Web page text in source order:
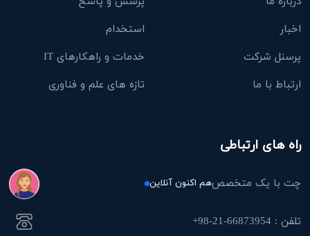
اخبار
استخدام
پرسنل شرکت
خدمات و راهکارهای IT
ارتباط با ما
تازه های علم و فناوری
راه های ارتباطی
چت با یک متخصصهم اکنون آنلاین
تلفن : 66873954-21-98+